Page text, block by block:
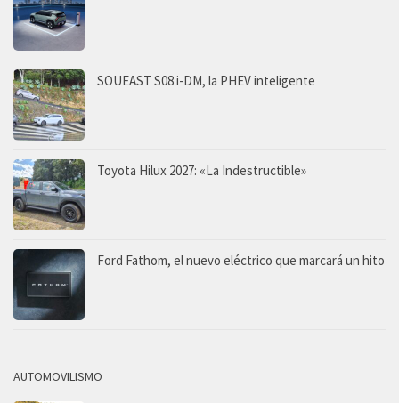
SOUEAST S08 i-DM, la PHEV inteligente
Toyota Hilux 2027: «La Indestructible»
Ford Fathom, el nuevo eléctrico que marcará un hito
AUTOMOVILISMO